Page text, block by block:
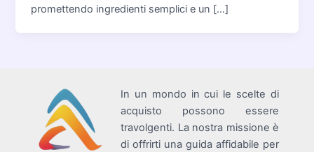
promettendo ingredienti semplici e un […]
In un mondo in cui le scelte di
acquisto possono essere
travolgenti. La nostra missione è
di offrirti una guida affidabile per